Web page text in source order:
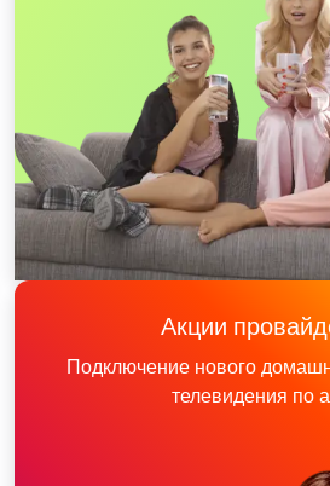
Акции
Подключение нового
телевидения по